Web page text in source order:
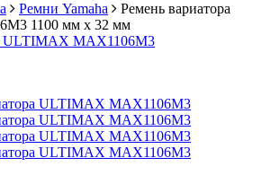
Ремни Yamaha
Ремень вариатора
1100 мм х 32 мм